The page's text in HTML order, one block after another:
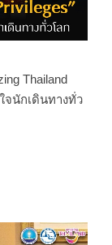
Thailand
จนักเดินทางทั่ว